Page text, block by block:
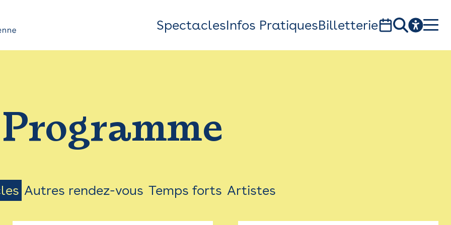
Top
Bar
Menu
SpectaclesInfos PratiquesBilletterie
1, av. du Chateau d'eau - 31300 Toulouse
Programme
Autres rendez-vous Temps forts Artistes